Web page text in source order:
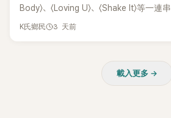
Body〉、〈Loving U〉、〈Shake It〉等一
獲封「夏日女王」。不過，團體在出道滿
樣，也意外掀起網友熱議。
K氏鄉民 3 天前
載入更多 →